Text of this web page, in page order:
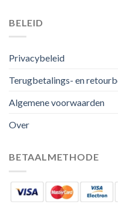
BELEID
Privacybeleid
Terugbetalings- en
Algemene voorwaarden
Over
BETAALMETHODE